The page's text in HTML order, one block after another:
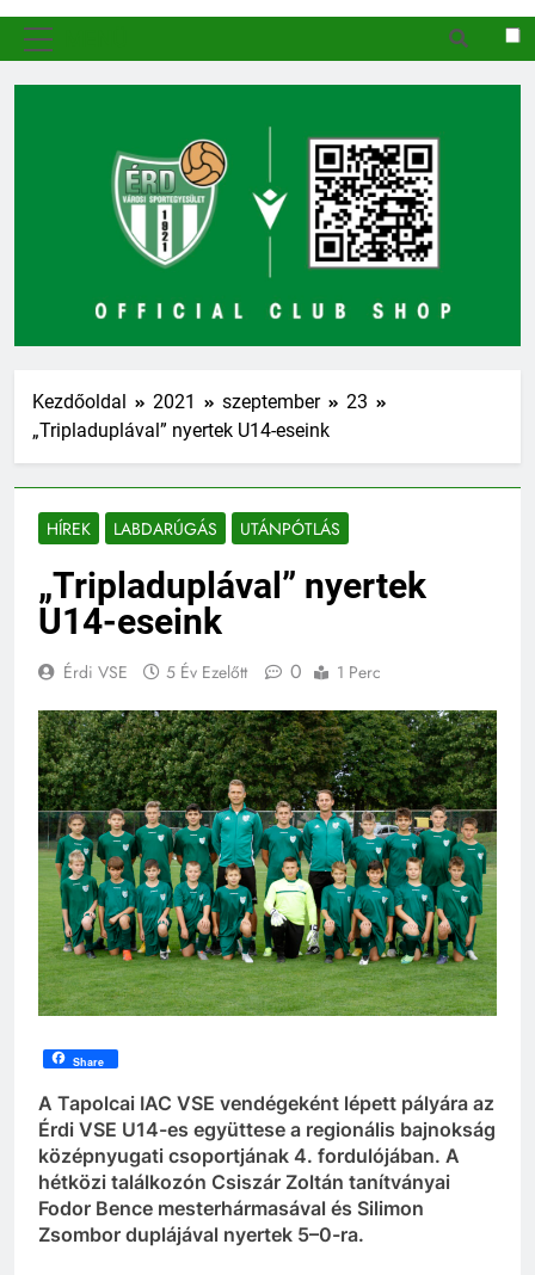
Kezdőoldal 2021 szeptember
23
„Tripladuplával” nyertek U14-eseink
HÍREK LABDARÚGÁS UTÁNPÓTLÁS
„Tripladuplával” nyertek
U14-eseink
Érdi VSE 5 Év Ezelőtt 0 1 Perc
Share
A Tapolcai IAC VSE vendégeként lépett pályára az
Érdi VSE U14-es együttese a regionális bajnokság
középnyugati csoportjának 4. fordulójában. A
hétközi találkozón Csiszár Zoltán tanítványai
Fodor Bence mesterhármasával és Silimon
Zsombor duplájával nyertek 5–0-ra.